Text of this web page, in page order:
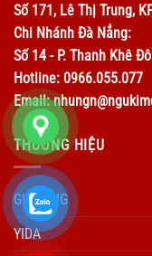
Số 171, Lê Thị Trung,
Chi Nhánh Đà Nẳng:
Số 14 - P. Thanh Khê
Hotline: 0966.055.077
Email:
THƯƠNG HIỆU
GUHRING
YIDA